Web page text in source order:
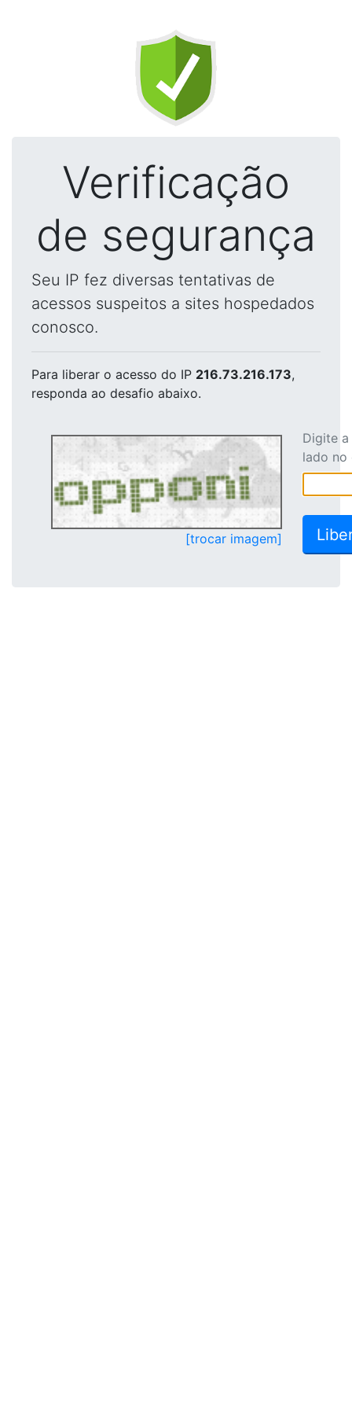
Verificação
de segurança
Seu IP fez diversas tentativas de
acessos suspeitos a sites hospedados
conosco.
Para liberar o acesso do IP 216.73.216.173,
responda ao desafio abaixo.
[trocar imagem]
Digite
lado no